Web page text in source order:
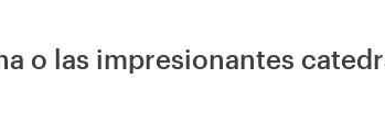
o las impresionantes